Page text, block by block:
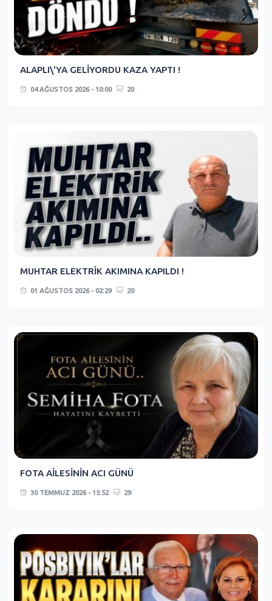
ALAPLI\'YA GELİYORDU KAZA YAPTI !
04 AĞUSTOS 2026 - 10:00 20
MUHTAR ELEKTRİK AKIMINA KAPILDI !
01 AĞUSTOS 2026 - 02:29 20
FOTA AİLESİNİN ACI GÜNÜ
30 TEMMUZ 2026 - 15:52 29